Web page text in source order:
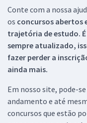
Conte com a nossa
os concursos abertos
trajetória de estudo.
sempre atualizado,
fazer perder a
ainda mais.
Em nosso site, pode-
andamento e até
concursos que estão